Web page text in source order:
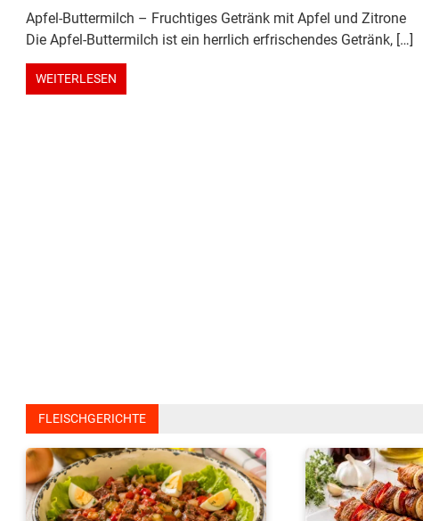
Apfel-Buttermilch – Fruchtiges Getränk mit Apfel und Zitrone
Die Apfel-Buttermilch ist ein herrlich erfrischendes Getränk, […]
WEITERLESEN
FLEISCHGERICHTE